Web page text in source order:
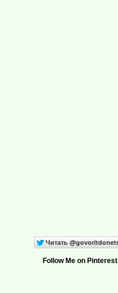
Follow Me on Pinterest